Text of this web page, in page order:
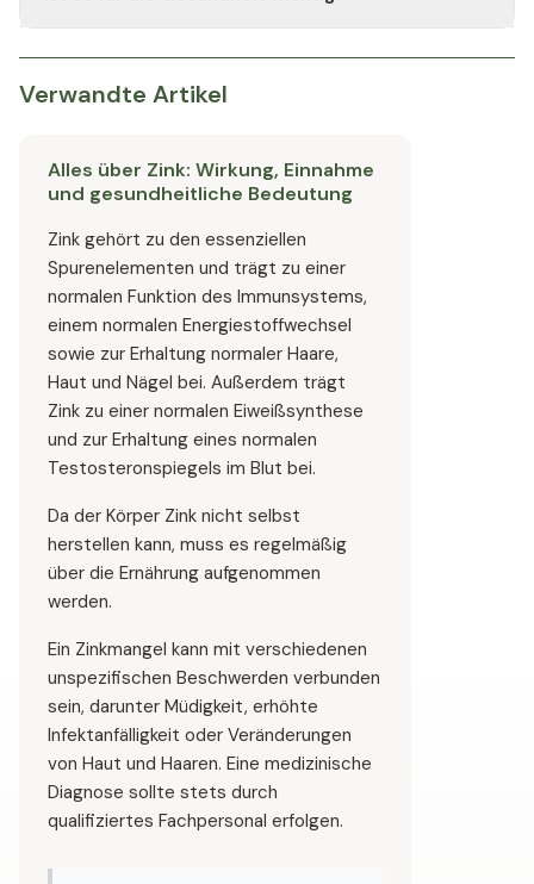
Körperprozessen eine Rolle spielt, einschließlich
Zellwachstum, DNA-Synthese und Immunfunktion. Es ist
Verwandte Artikel
Alles über Zink: Wirkung, Einnahme
und gesundheitliche Bedeutung
Zink gehört zu den essenziellen
Spurenelementen und trägt zu einer
normalen Funktion des Immunsystems,
einem normalen Energiestoffwechsel
sowie zur Erhaltung normaler Haare,
Haut und Nägel bei. Außerdem trägt
Zink zu einer normalen Eiweißsynthese
und zur Erhaltung eines normalen
Testosteronspiegels im Blut bei.
Da der Körper Zink nicht selbst
herstellen kann, muss es regelmäßig
über die Ernährung aufgenommen
werden.
Ein Zinkmangel kann mit verschiedenen
unspezifischen Beschwerden verbunden
sein, darunter Müdigkeit, erhöhte
Infektanfälligkeit oder Veränderungen
von Haut und Haaren. Eine medizinische
Diagnose sollte stets durch
qualifiziertes Fachpersonal erfolgen.